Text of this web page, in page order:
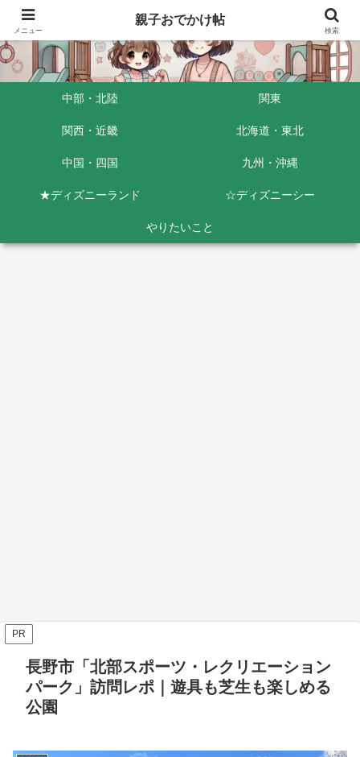
中部・北陸 関東
関西・近畿 北海道・東北
中国・四国 九州・沖縄
★ディズニーランド ☆ディズニーシー
やりたいこと
PR
長野市「北部スポーツ・レクリエーション
パーク」訪問レポ｜遊具も芝生も楽しめる
公園
メニュー
親子おでかけ帖
検索